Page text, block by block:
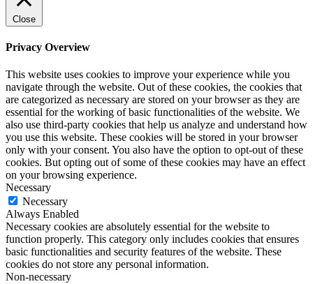
Close
Privacy Overview
This website uses cookies to improve your experience while you
navigate through the website. Out of these cookies, the cookies that
are categorized as necessary are stored on your browser as they are
essential for the working of basic functionalities of the website. We
also use third-party cookies that help us analyze and understand how
you use this website. These cookies will be stored in your browser
only with your consent. You also have the option to opt-out of these
cookies. But opting out of some of these cookies may have an effect
on your browsing experience.
Necessary
Necessary
Always Enabled
Necessary cookies are absolutely essential for the website to
function properly. This category only includes cookies that ensures
basic functionalities and security features of the website. These
cookies do not store any personal information.
Non-necessary